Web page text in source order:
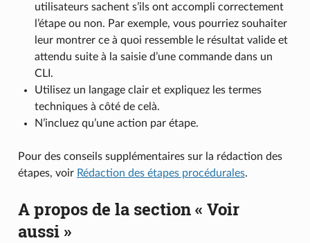
utilisateurs sachent s’ils ont accompli correctement
l’étape ou non. Par exemple, vous pourriez souhaiter
leur montrer ce à quoi ressemble le résultat valide et
attendu suite à la saisie d’une commande dans un
CLI.
Utilisez un langage clair et expliquez les termes
techniques à côté de celà.
N’incluez qu’une action par étape.
Pour des conseils supplémentaires sur la rédaction des
étapes, voir Rédaction des étapes procédurales.
A propos de la section « Voir
aussi »